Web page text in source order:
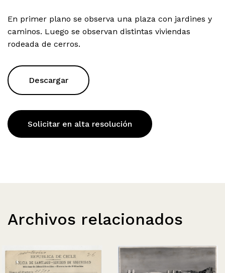
En primer plano se observa una plaza con jardines y
caminos. Luego se observan distintas viviendas
rodeada de cerros.
Descargar
Solicitar en alta resolución
Archivos relacionados